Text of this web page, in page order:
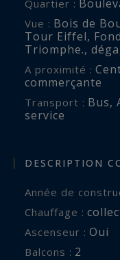
Quartier :
Vue : Bois de
Tour Eiffel,
Triomphe.,
A proximité :
commerçante
Transport : Bus,
service
DESCRIPTION
Année de
Chauffage :
Ascenseur : Oui
balcons : 2